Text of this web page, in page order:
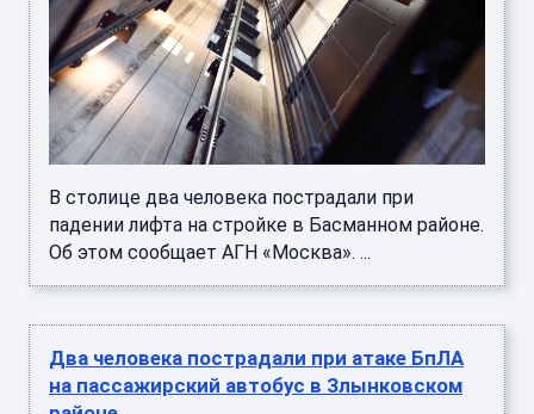
В столице два человека пострадали при
падении лифта на стройке в Басманном районе.
Об этом сообщает АГН «Москва». ...
Два человека пострадали при атаке БпЛА
на пассажирский автобус в Злынковском